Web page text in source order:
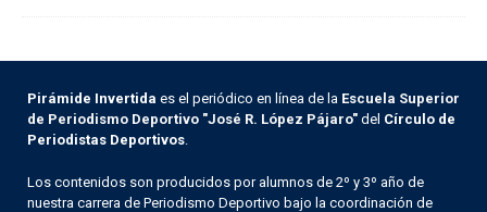
Pirámide Invertida es el periódico en línea de la Escuela Superior
de Periodismo Deportivo "José R. López Pájaro" del Círculo de
Periodistas Deportivos
Los contenidos son producidos por alumnos de 2º y 3º año de
nuestra carrera de Periodismo Deportivo bajo la coordinación de